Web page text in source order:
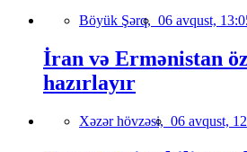
Böyük Şərq, 06 avqust,
İran və Ermənistan
hazırlayır
Xəzər hövzəsi, 06 avqust,